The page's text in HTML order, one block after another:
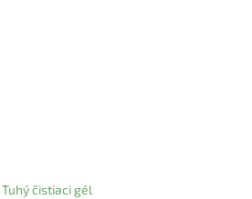
Tuhý čistiaci gél